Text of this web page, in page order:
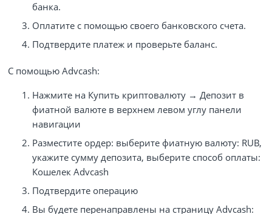
банка.
Оплатите с помощью своего банковского счета.
Подтвердите платеж и проверьте баланс.
С помощью Advcash:
Нажмите на Купить криптовалюту → Депозит в
фиатной валюте в верхнем левом углу панели
навигации
Разместите ордер: выберите фиатную валюту: RUB,
укажите сумму депозита, выберите способ оплаты:
Кошелек Advcash
Подтвердите операцию
Вы будете перенаправлены на страницу Advcash: